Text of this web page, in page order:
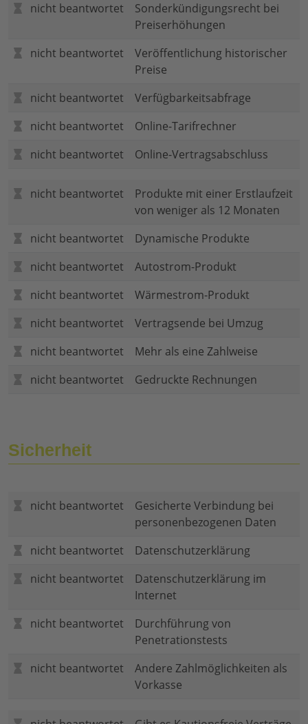
nicht beantwortet
Sonderkündigungsrecht bei
Preiserhöhungen
nicht beantwortet
Veröffentlichung historischer
Preise
nicht beantwortet
Verfügbarkeitsabfrage
nicht beantwortet
Online-Tarifrechner
nicht beantwortet
Online-Vertragsabschluss
nicht beantwortet
Produkte mit einer Erstlaufzeit
von weniger als 12 Monaten
nicht beantwortet
Dynamische Produkte
nicht beantwortet
Autostrom-Produkt
nicht beantwortet
Wärmestrom-Produkt
nicht beantwortet
Vertragsende bei Umzug
nicht beantwortet
Mehr als eine Zahlweise
nicht beantwortet
Gedruckte Rechnungen
Sicherheit
nicht beantwortet
Gesicherte Verbindung bei
personenbezogenen Daten
nicht beantwortet
Datenschutzerklärung
nicht beantwortet
Datenschutzerklärung im
Internet
nicht beantwortet
Durchführung von
Penetrationstests
nicht beantwortet
Andere Zahlmöglichkeiten als
Vorkasse